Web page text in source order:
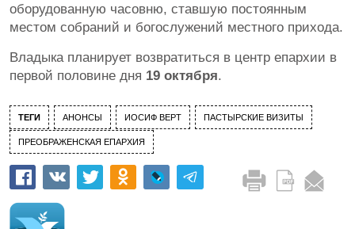
оборудованную часовню, ставшую постоянным
местом собраний и богослужений местного прихода.
Владыка планирует возвратиться в центр епархии в
первой половине дня 19 октября.
ТЕГИ АНОНСЫ ИОСИФ ВЕРТ ПАСТЫРСКИЕ ВИЗИТЫ
ПРЕОБРАЖЕНСКАЯ ЕПАРХИЯ